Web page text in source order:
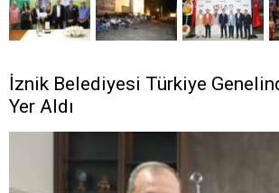
İznik Belediyesi Türkiye
Yer Aldı